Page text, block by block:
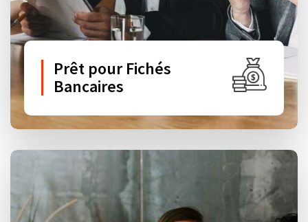
Prêt pour Fichés
Bancaires